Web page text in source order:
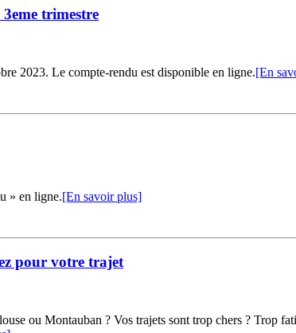
trimestre
2023. Le compte-rendu est disponible en ligne.[En
» en ligne.[En savoir plus]
pour votre trajet
ou Montauban ? Vos trajets sont trop chers ? Trop